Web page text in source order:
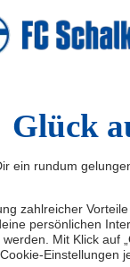
Motiv auf der
Hose mit adidas
French-Terry-Ware
Pakistan
bringst Du
weiche French-
und lässt kleine
insbesondere